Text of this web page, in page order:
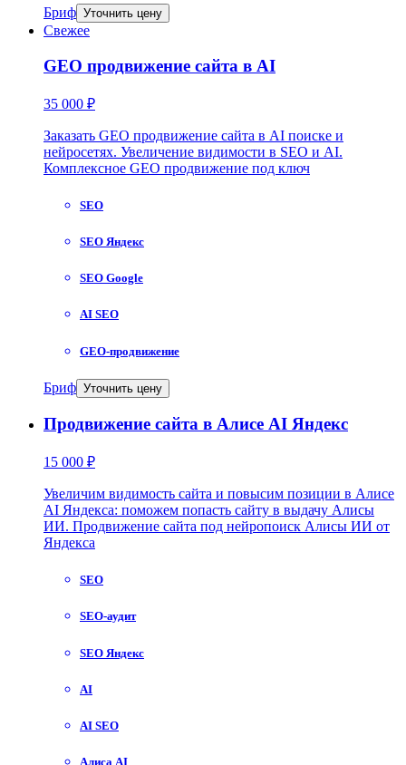
Бриф Уточнить цену
Свежее
GEO продвижение сайта в AI
35 000 ₽
Заказать GEO продвижение сайта в AI поиске и
нейросетях. Увеличение видимости в SEO и AI.
Комплексное GEO продвижение под ключ
SEO
SEO Яндекс
SEO Google
AI SEO
GEO-продвижение
Бриф Уточнить цену
Продвижение сайта в Алисе AI Яндекс
15 000 ₽
Увеличим видимость сайта и повысим позиции в Алисе
AI Яндекса: поможем попасть сайту в выдачу Алисы
ИИ. Продвижение сайта под нейропоиск Алисы ИИ от
Яндекса
SEO
SEO-аудит
SEO Яндекс
AI
AI SEO
Алиса AI